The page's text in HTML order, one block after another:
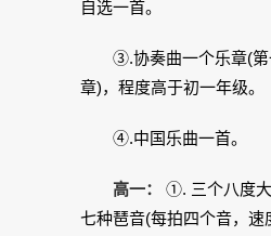
自选一首。
③.协奏曲一个乐章(第
章)，程度高于初一年级。
④.中国乐曲一首。
高一： ①. 三个八度
七种琶音(每拍四个音，速